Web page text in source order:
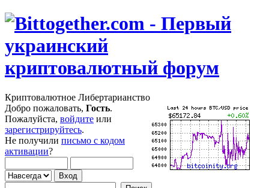
Криптовалютное Либертарианство
Добро пожаловать, Гость.
Пожалуйста, войдите или
зарегистрируйтесь.
Не получили письмо с кодом
активации?